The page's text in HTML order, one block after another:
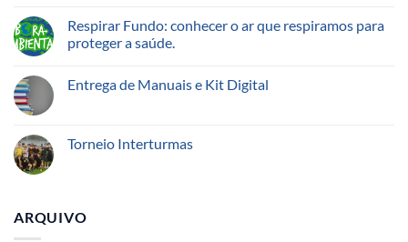
Respirar Fundo: conhecer o ar que respiramos para
proteger a saúde.
Entrega de Manuais e Kit Digital
Torneio Interturmas
ARQUIVO